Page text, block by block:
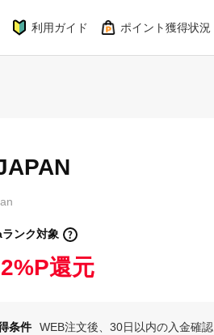
利用ガイド ポイント獲得状況
ンク対象
2%P還元
条件
WEB注文後、30日以内の入金確認